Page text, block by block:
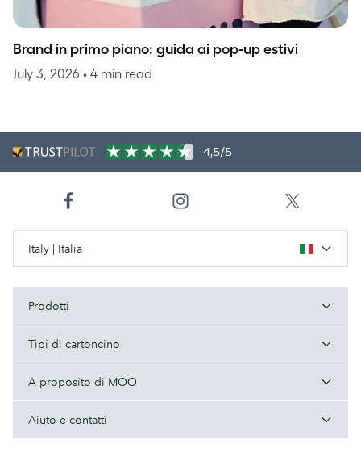
Brand in primo piano: guida ai pop-up estivi
July 3, 2026 • 4 min read
4,5/5
Italy | Italia
Prodotti
Tipi di cartoncino
A proposito di MOO
Aiuto e contatti